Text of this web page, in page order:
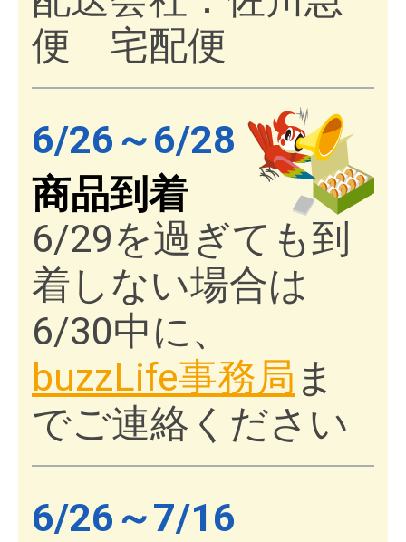
便 宅配便
6/26～6/28
商品到着
6/29を過ぎても到
着しない場合は
6/30中に、
buzzLife事務局 ま
でご連絡ください
6/26～7/16